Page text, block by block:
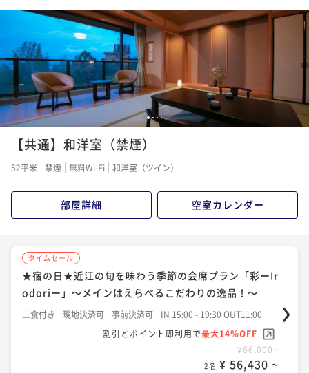
現地決済可 事前決済可
IN 15:00 - 19:30 OUT11:00
ポイント即利用で
最大5％OFF
¥63,800~
2名 ¥ 60,610 ~
近江牛しゃぶしゃぶプラン～口の中でとろけるやわら
かさ！！絶品近江牛が食べたい♪～
二食付き 現地決済可 事前決済可
IN 15:00 - 19:30 OUT11:00
¥63,800~
2名 ¥ 60,610 ~
近江の食材や四季折々の旬の味覚を堪能する、調理長
こだわりの近江美食会席プラン「極ーKiwamiー」
ポイント即利用で
¥68,200~
¥ 64,790 ~
odoriー」～メインはえらべるこだわりの逸品！～
二食付き 現地決済可 事前決済可
IN 15:00 - 19:30 OUT11:00
割引とポイント即利用で
最大14％OFF
2名 ¥ 52,668 ~
近江牛しゃぶしゃぶプラン～口の中でとろけるやわら
かさ！！絶品近江牛が食べたい♪～
二食付き 現地決済可 事前決済可
IN 15:00 - 19:30 OUT11:00
ポイント即利用で最大5％OFF
¥63,800~
2名 ¥ 60,610 ~
近江牛すき焼きプラン～口の中でとろけるやわらか
さ！！絶品近江牛が食べたい♪～
二食付き 現地決済可 事前決済可
IN 15:00 - 19:30 OUT11:00
ポイント即利用で最大5％OFF
¥63,800~
2名 ¥ 60,610 ~
1234
【共通】和洋室（禁煙）
52平米 禁煙 無料Wi-Fi 和洋室（ツイン）
部屋詳細 空室カレンダー
タイムセール
★宿の日★近江の旬を味わう季節の会席プラン「彩ーIr
odoriー」～メインはえらべるこだわりの逸品！～
二食付き 現地決済可 事前決済可
IN 15:00 - 19:30 OUT11:00
割引とポイント即利用で最大14％OFF
¥66,000~
2名 ¥ 56,430 ~